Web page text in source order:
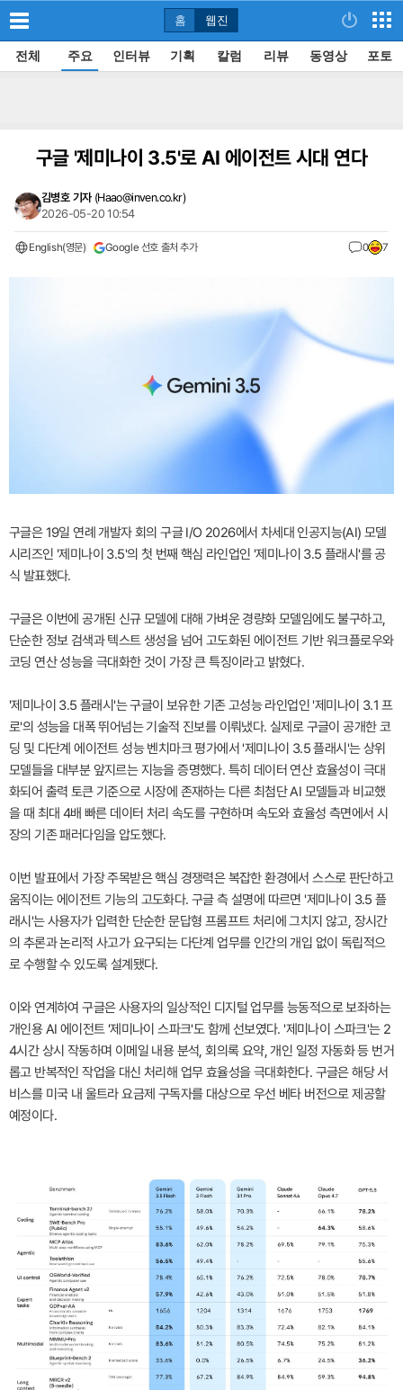
홈 웹진
전체 주요 인터뷰 기획 칼럼 리뷰 동영상 포토
구글 '제미나이 3.5'로 AI 에이전트 시대 연다
김병호 기자 (Haao@inven.co.kr)
2026-05-20 10:54
English(영문) Google 선호 출처 추가 0 7
구글은 19일 연례 개발자 회의 구글 I/O 2026에서 차세대 인공지능(AI) 모델
시리즈인 '제미나이 3.5'의 첫 번째 핵심 라인업인 '제미나이 3.5 플래시'를 공
식 발표했다.
구글은 이번에 공개된 신규 모델에 대해 가벼운 경량화 모델임에도 불구하고,
단순한 정보 검색과 텍스트 생성을 넘어 고도화된 에이전트 기반 워크플로우와
코딩 연산 성능을 극대화한 것이 가장 큰 특징이라고 밝혔다.
'제미나이 3.5 플래시'는 구글이 보유한 기존 고성능 라인업인 '제미나이 3.1 프
로'의 성능을 대폭 뛰어넘는 기술적 진보를 이뤄냈다. 실제로 구글이 공개한 코
딩 및 다단계 에이전트 성능 벤치마크 평가에서 '제미나이 3.5 플래시'는 상위
모델들을 대부분 앞지르는 지능을 증명했다. 특히 데이터 연산 효율성이 극대
화되어 출력 토큰 기준으로 시장에 존재하는 다른 최첨단 AI 모델들과 비교했
을 때 최대 4배 빠른 데이터 처리 속도를 구현하며 속도와 효율성 측면에서 시
장의 기존 패러다임을 압도했다.
이번 발표에서 가장 주목받은 핵심 경쟁력은 복잡한 환경에서 스스로 판단하고
움직이는 에이전트 기능의 고도화다. 구글 측 설명에 따르면 '제미나이 3.5 플
래시'는 사용자가 입력한 단순한 문답형 프롬프트 처리에 그치지 않고, 장시간
의 추론과 논리적 사고가 요구되는 다단계 업무를 인간의 개입 없이 독립적으
로 수행할 수 있도록 설계됐다.
이와 연계하여 구글은 사용자의 일상적인 디지털 업무를 능동적으로 보좌하는
개인용 AI 에이전트 '제미나이 스파크'도 함께 선보였다. '제미나이 스파크'는 2
4시간 상시 작동하며 이메일 내용 분석, 회의록 요약, 개인 일정 자동화 등 번거
롭고 반복적인 작업을 대신 처리해 업무 효율성을 극대화한다. 구글은 해당 서
비스를 미국 내 울트라 요금제 구독자를 대상으로 우선 베타 버전으로 제공할
예정이다.